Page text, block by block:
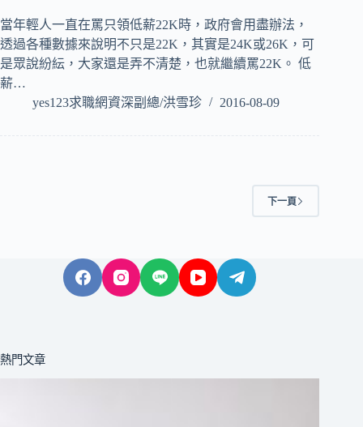
當年輕人一直在罵只領低薪22K時，政府會用盡辦法，
透過各種數據來說明不只是22K，其實是24K或26K，可
是眾說紛紜，大家還是弄不清楚，也就繼續罵22K。 低
薪…
yes123求職網資深副總/洪雪珍
2016-08-09
下一頁
熱門文章